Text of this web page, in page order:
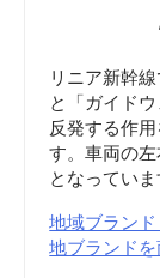
リニア新幹
と「ガイド
反発する作
す。車両の
となっていま
地域ブラン
地ブランド